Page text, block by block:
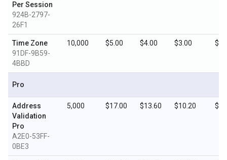
Per Session
924B-2797-
26F1
Time Zone
91DF-9B59-
4BBD
10,000 $5.00 $4.00 $3.00
Pro
Address
Validation
Pro
A2E0-53FF-
0BE3
5,000 $17.00 $13.60 $10.20